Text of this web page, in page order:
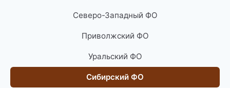
Северо-Западный ФО
Приволжский ФО
Уральский ФО
Сибирский ФО